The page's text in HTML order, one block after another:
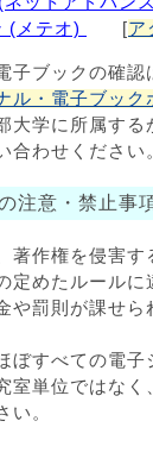
(メテオ)
[ア
子ブックの確
ル・電子ブック
大学に所属す
合わせください
注意・禁止事
著作権を侵害
定めたルール
や罰則が課せ
ぼすべての電
室単位ではな
い。